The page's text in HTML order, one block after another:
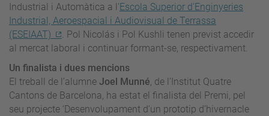
Industrial i Automàtica a l'Escola Superior d'Enginyeries
Industrial, Aeroespacial i Audiovisual de Terrassa
(ESEIAAT)
. Pol Nicolás i Pol Kushli tenen previst accedir
al mercat laboral i continuar formant-se, respectivament.
Un finalista i dues mencions
El treball de l’alumne Joel Munné, de l’Institut Quatre
Cantons de Barcelona, ha estat el finalista del Premi, pel
seu projecte ‘Desenvolupament d’un prototip d’hivernacle